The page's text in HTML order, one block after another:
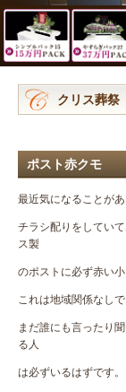
クリス葬
ポスト赤クモ
最近気になることがあ
チラシ配りをしてい
ス製
のポストに必ず赤い
これは地域関係なし
まだ誰にも言ったり
る人
は必ずいるはずです。